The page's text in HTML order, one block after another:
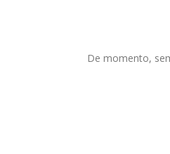
De momento,